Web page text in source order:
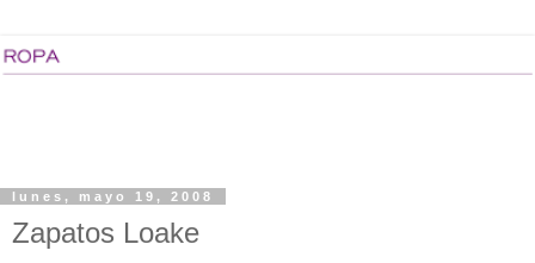
lunes, mayo 19, 2008
Zapatos Loake